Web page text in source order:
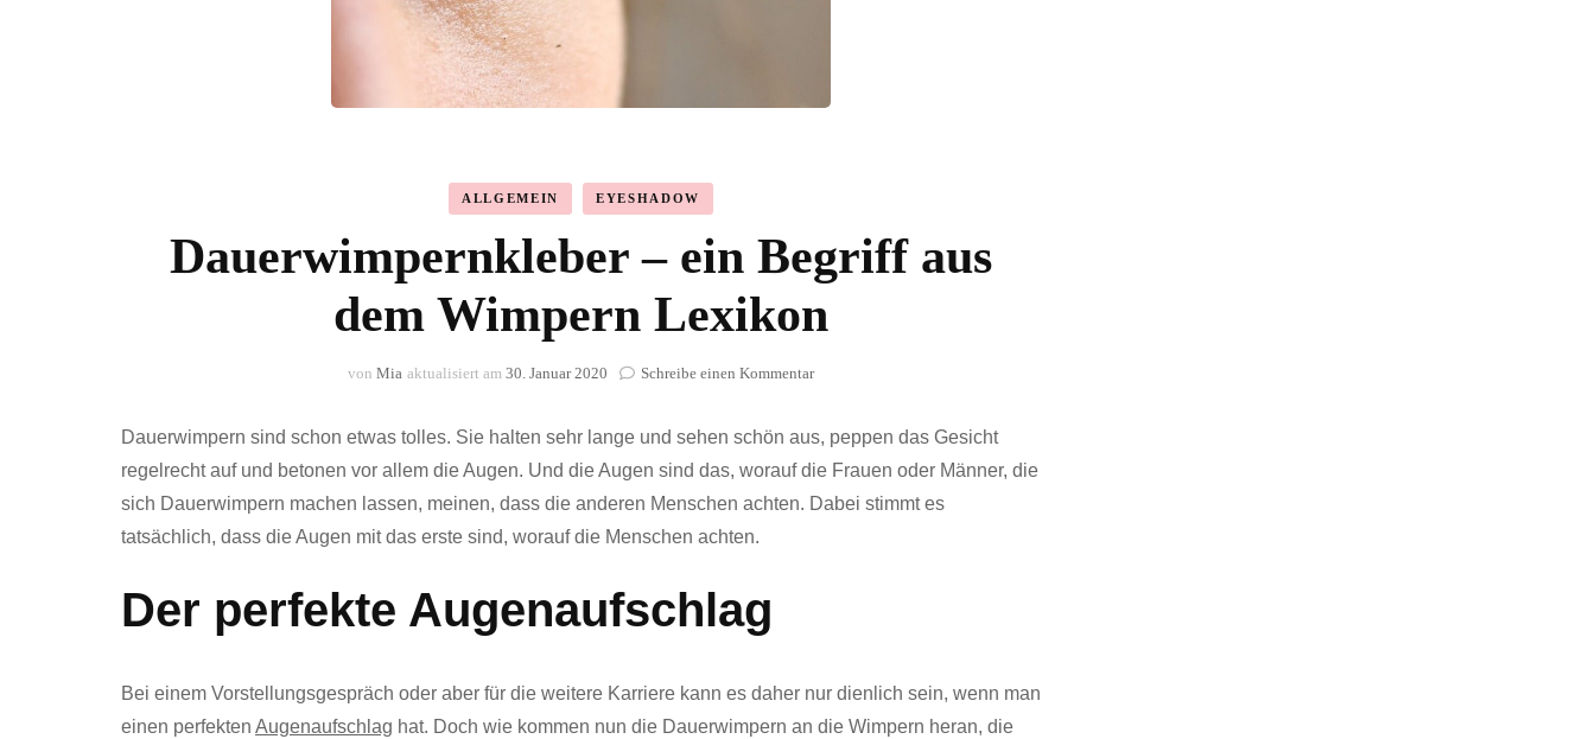
ALLGEMEIN EYESHADOW
Dauerwimpernkleber – ein Begriff aus
dem Wimpern Lexikon
von Mia aktualisiert am 30. Januar 2020 Schreibe einen Kommentarzu
ein
Begriff
dem
Dauerwimpern sind schon etwas tolles. Sie halten sehr lange und sehen schön aus, peppen das Gesicht
regelrecht auf und betonen vor allem die Augen. Und die Augen sind das, worauf die Frauen oder Männer, die
sich Dauerwimpern machen lassen, meinen, dass die anderen Menschen achten. Dabei stimmt es
tatsächlich, dass die Augen mit das erste sind, worauf die Menschen achten.
Der perfekte Augenaufschlag
Bei einem Vorstellungsgespräch oder aber für die weitere Karriere kann es daher nur dienlich sein, wenn man
einen perfekten Augenaufschlag hat. Doch wie kommen nun die Dauerwimpern an die Wimpern heran, die